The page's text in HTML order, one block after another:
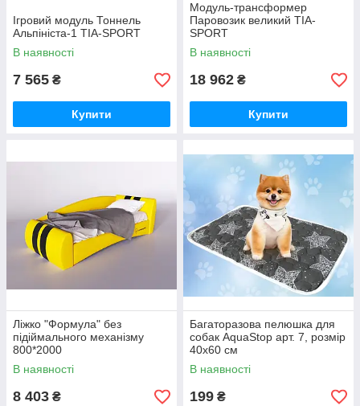
Ігровий модуль Тоннель
Альпініста-1 TIA-SPORT
В наявності
7 565 ₴
Купити
Модуль-трансформер
Паровозик великий TIA-
SPORT
В наявності
18 962 ₴
Купити
Ліжко "Формула" без
підіймального механізму
800*2000
В наявності
8 403 ₴
Багаторазова пелюшка для
собак AquaStop арт. 7, розмір
40х60 см
В наявності
199 ₴